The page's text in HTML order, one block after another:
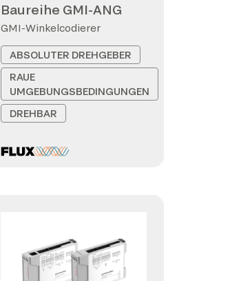
Baureihe GMI-ANG
GMI-Winkelcodierer
ABSOLUTER DREHGEBER
RAUE
UMGEBUNGSBEDINGUNGEN
DREHBAR